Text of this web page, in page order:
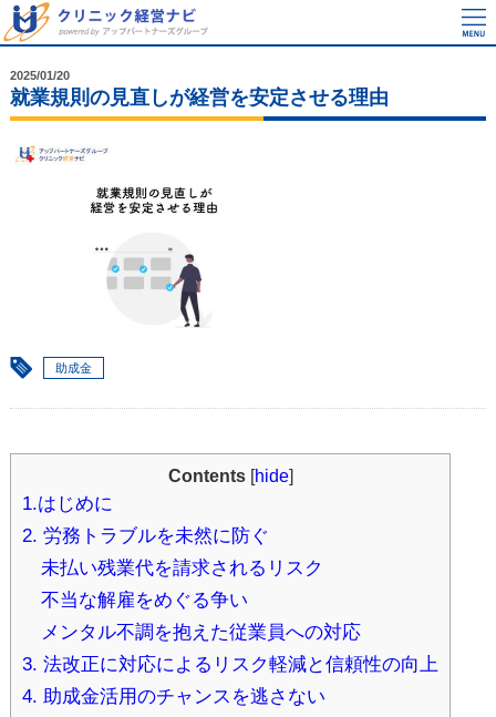
2025/01/20
就業規則の見直しが経営を安定させる理由
助成金
Contents [hide]
1.はじめに
2. 労務トラブルを未然に防ぐ
未払い残業代を請求されるリスク
不当な解雇をめぐる争い
メンタル不調を抱えた従業員への対応
3. 法改正に対応によるリスク軽減と信頼性の向上
4. 助成金活用のチャンスを逃さない